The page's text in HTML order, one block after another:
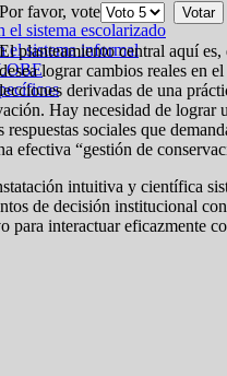
el sistema escolarizado
el sistema informal
Por favor, vote
El planteamiento central aquí
desea lograr cambios reales en
lecciones derivadas de una
Hay necesidad de
sociales que
efectiva “gestión de
intuitiva y científica
de decisión institucional
interactuar eficazmente